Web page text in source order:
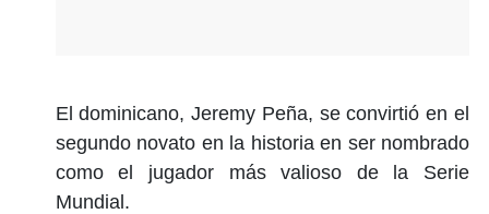
El dominicano, Jeremy Peña, se convirtió en el
segundo novato en la historia en ser nombrado
como el jugador más valioso de la Serie
Mundial.